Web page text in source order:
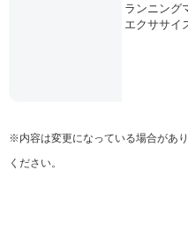
ランニング
エクササイ
※内容は変更になっている場合があ
ください。